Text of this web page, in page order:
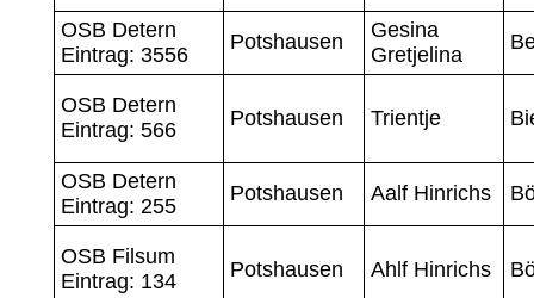
OSB Detern
Eintrag: 3556
Potshausen
Gesina
Gretjelina
OSB Detern
Eintrag: 566
Potshausen Trientje
OSB Detern
Eintrag: 255
Potshausen Aalf Hinrichs
OSB Filsum
Eintrag: 134
Potshausen Ahlf Hinrichs